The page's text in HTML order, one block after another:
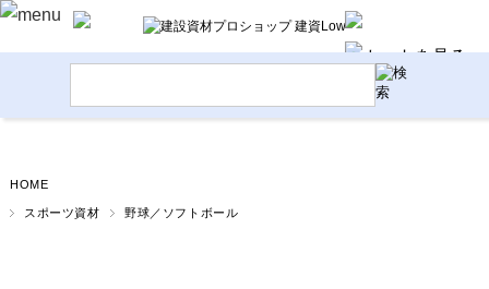
HOME
スポーツ資材 野球／ソフトボール